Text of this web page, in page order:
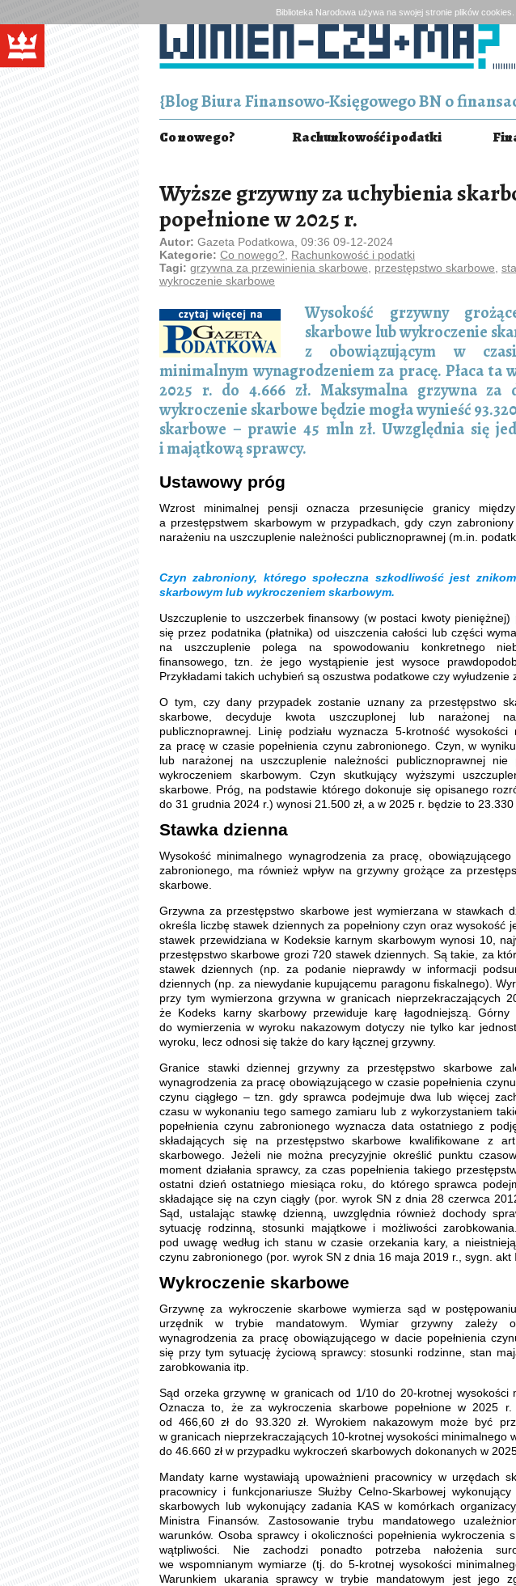
Biblioteka Narodowa używa na swojej stronie plików
{Blog Biura Finansowo-Księgowego BN o
Co nowego? Rachunkowość i podatki
Wyższe grzywny za uchybienia
popełnione w 2025 r.
Autor: Gazeta Podatkowa, 09:36 09-12-2024
Kategorie: Co nowego? Rachunkowość i podatki
Tagi: grzywna za przewinienia skarbowe przestępstwo skarbowe
wykroczenie skarbowe
Wysokość grzywny
skarbowe lub wykroczenie
z obowiązującym w
minimalnym wynagrodzeniem za pracę. Płaca ta
2025 r. do 4.666 zł. Maksymalna grzywna za
wykroczenie skarbowe będzie mogła wynieść
skarbowe – prawie 45 mln zł. Uwzględnia się
i majątkową sprawcy.
Ustawowy próg
Wzrost minimalnej pensji oznacza przesunięcie granicy
a przestępstwem skarbowym w przypadkach, gdy czyn
narażeniu na uszczuplenie należności publicznoprawnej (m.in.
Czyn zabroniony, którego społeczna szkodliwość jest
skarbowym lub wykroczeniem skarbowym.
Uszczuplenie to uszczerbek finansowy (w postaci kwoty pieniężnej)
się przez podatnika (płatnika) od uiszczenia całości lub części
na uszczuplenie polega na spowodowaniu konkretnego
finansowego, tzn. że jego wystąpienie jest wysoce
Przykładami takich uchybień są oszustwa podatkowe czy wyłudzenie
O tym, czy dany przypadek zostanie uznany za przestępstwo
skarbowe, decyduje kwota uszczuplonej lub narażonej
publicznoprawnej. Linię podziału wyznacza 5-krotność wysokości
za pracę w czasie popełnienia czynu zabronionego. Czyn, w
lub narażonej na uszczuplenie należności publicznoprawnej
wykroczeniem skarbowym. Czyn skutkujący wyższymi
skarbowe. Próg, na podstawie którego dokonuje się opisanego
do 31 grudnia 2024 r.) wynosi 21.500 zł, a w 2025 r. będzie to 23.330
Stawka dzienna
Wysokość minimalnego wynagrodzenia za pracę,
zabronionego, ma również wpływ na grzywny grożące za
skarbowe.
Grzywna za przestępstwo skarbowe jest wymierzana w stawkach
określa liczbę stawek dziennych za popełniony czyn oraz wysokość
stawek przewidziana w Kodeksie karnym skarbowym wynosi 10,
przestępstwo skarbowe grozi 720 stawek dziennych. Są takie, za
stawek dziennych (np. za podanie nieprawdy w informacji
dziennych (np. za niewydanie kupującemu paragonu fiskalnego).
przy tym wymierzona grzywna w granicach nieprzekraczających
że Kodeks karny skarbowy przewiduje karę łagodniejszą.
do wymierzenia w wyroku nakazowym dotyczy nie tylko kar
wyroku, lecz odnosi się także do kary łącznej grzywny.
Granice stawki dziennej grzywny za przestępstwo skarbowe
wynagrodzenia za pracę obowiązującego w czasie popełnienia
czynu ciągłego – tzn. gdy sprawca podejmuje dwa lub więcej
czasu w wykonaniu tego samego zamiaru lub z wykorzystaniem
popełnienia czynu zabronionego wyznacza data ostatniego z
składających się na przestępstwo skarbowe kwalifikowane z
skarbowego. Jeżeli nie można precyzyjnie określić punktu
moment działania sprawcy, za czas popełnienia takiego
ostatni dzień ostatniego miesiąca roku, do którego sprawca
składające się na czyn ciągły (por. wyrok SN z dnia 28 czerwca
Sąd, ustalając stawkę dzienną, uwzględnia również dochody
sytuację rodzinną, stosunki majątkowe i możliwości
pod uwagę według ich stanu w czasie orzekania kary, a
czynu zabronionego (por. wyrok SN z dnia 16 maja 2019 r., sygn. akt
Wykroczenie skarbowe
Grzywnę za wykroczenie skarbowe wymierza sąd w
urzędnik w trybie mandatowym. Wymiar grzywny zależy
wynagrodzenia za pracę obowiązującego w dacie popełnienia
się przy tym sytuację życiową sprawcy: stosunki rodzinne, stan
zarobkowania itp.
Sąd orzeka grzywnę w granicach od 1/10 do 20-krotnej wysokości
Oznacza to, że za wykroczenia skarbowe popełnione w 2025
od 466,60 zł do 93.320 zł. Wyrokiem nakazowym może być
w granicach nieprzekraczających 10-krotnej wysokości minimalnego
do 46.660 zł w przypadku wykroczeń skarbowych dokonanych w
Mandaty karne wystawiają upoważnieni pracownicy w urzędach
pracownicy i funkcjonariusze Służby Celno-Skarbowej
skarbowych lub wykonujący zadania KAS w komórkach
Ministra Finansów. Zastosowanie trybu mandatowego
warunków. Osoba sprawcy i okoliczności popełnienia wykroczenia
wątpliwości. Nie zachodzi ponadto potrzeba nałożenia
we wspomnianym wymiarze (tj. do 5-krotnej wysokości
Warunkiem ukarania sprawcy w trybie mandatowym jest jego